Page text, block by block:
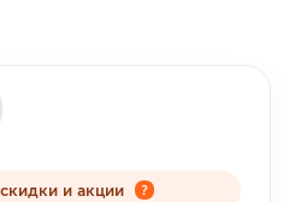
и акции